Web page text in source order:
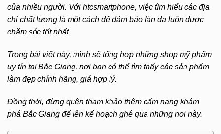
của nhiều người. Với htcsmartphone, việc tìm hiểu các địa
chỉ chất lượng là một cách để đảm bảo làn da luôn được
chăm sóc tốt nhất.
Trong bài viết này, mình sẽ tổng hợp những shop mỹ phẩm
uy tín tại Bắc Giang, nơi bạn có thể tìm thấy các sản phẩm
làm đẹp chính hãng, giá hợp lý.
Đồng thời, đừng quên tham khảo thêm cẩm nang khám
phá Bắc Giang để lên kế hoạch ghé qua những nơi này.